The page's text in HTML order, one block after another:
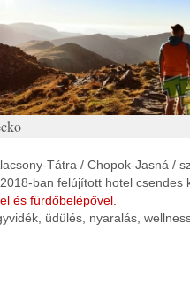
Tátra / Chopok-Jasná /
ban felújított hotel csendes
és fürdőbelépővel.
üdülés, nyaralás,